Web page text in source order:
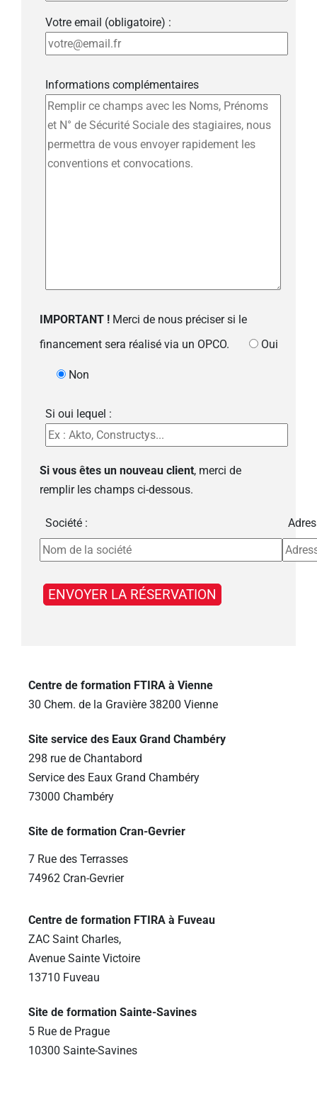
Votre email (obligatoire) :
Informations complémentaires
IMPORTANT ! Merci de nous préciser si le
financement sera réalisé via un OPCO.
Oui
Non
Si oui lequel :
Si vous êtes un nouveau client, merci de
remplir les champs ci-dessous.
Société :
Centre de formation FTIRA à Vienne
30 Chem. de la Gravière 38200 Vienne
Site service des Eaux Grand Chambéry
298 rue de Chantabord
Service des Eaux Grand Chambéry
73000 Chambéry
Site de formation Cran-Gevrier
7 Rue des Terrasses
74962 Cran-Gevrier
Centre de formation FTIRA à Fuveau
ZAC Saint Charles,
Avenue Sainte Victoire
13710 Fuveau
Site de formation Sainte-Savines
5 Rue de Prague
10300 Sainte-Savines